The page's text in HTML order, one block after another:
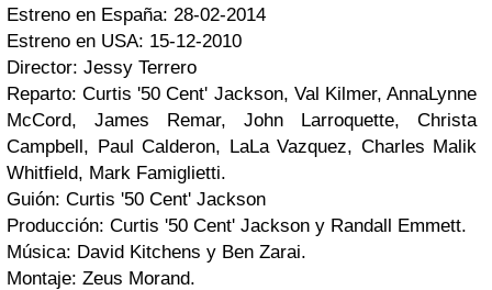
Estreno en España: 28-02-2014
Estreno en USA: 15-12-2010
Director: Jessy Terrero
Reparto: Curtis '50 Cent' Jackson, Val Kilmer, AnnaLynne
McCord, James Remar, John Larroquette, Christa
Campbell, Paul Calderon, LaLa Vazquez, Charles Malik
Whitfield, Mark Famiglietti.
Guión: Curtis '50 Cent' Jackson
Producción: Curtis '50 Cent' Jackson y Randall Emmett.
Música: David Kitchens y Ben Zarai.
Montaje: Zeus Morand.